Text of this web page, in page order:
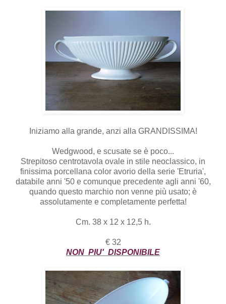
Iniziamo alla grande, anzi alla GRANDISSIMA!
Wedgwood, e scusate se è poco...
Strepitoso centrotavola ovale in stile neoclassico, in
finissima porcellana color avorio della serie 'Etruria',
databile anni '50 e comunque precedente agli anni '60,
quando questo marchio non venne più usato; è
assolutamente e completamente perfetta!
Cm. 38 x 12 x 12,5 h.
€ 32
NON PIU' DISPONIBILE